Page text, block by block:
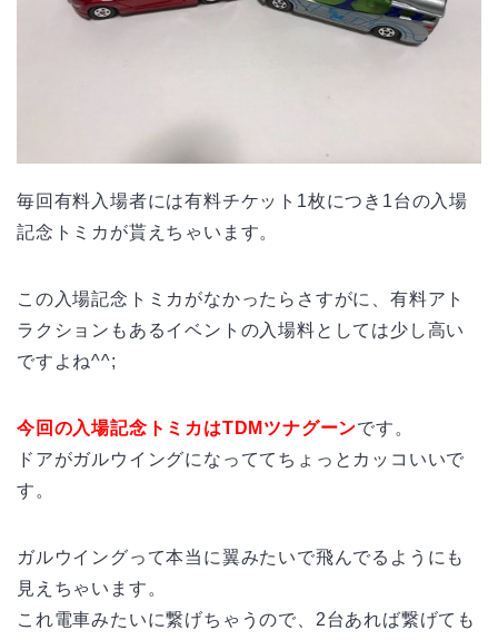
毎回有料入場者には有料チケット1枚につき1台の入場
記念トミカが貰えちゃいます。
この入場記念トミカがなかったらさすがに、有料アト
ラクションもあるイベントの入場料としては少し高い
ですよね^^;
今回の入場記念トミカはTDMツナグーンです。
ドアがガルウイングになっててちょっとカッコいいで
す。
ガルウイングって本当に翼みたいで飛んでるようにも
見えちゃいます。
これ電車みたいに繋げちゃうので、2台あれば繋げても